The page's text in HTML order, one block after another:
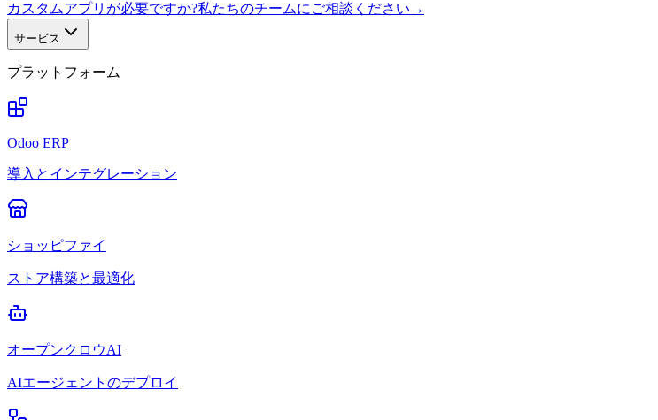
カスタムアプリが必要ですか?私たちのチームにご相談ください →
サービス
プラットフォーム
Odoo ERP
導入とインテグレーション
ショッピファイ
ストア構築と最適化
オープンクロウAI
AIエージェントのデプロイ